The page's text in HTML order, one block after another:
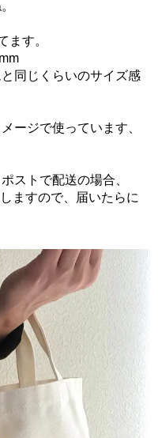
ます。
同じくらいのサイズ感
ージで使っています、
ストで配送の場合、
ますので、届いたらに